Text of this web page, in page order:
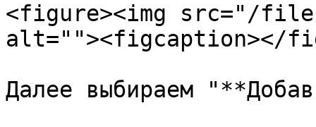
<figure><img src="/files/
alt=""><figcaption></
Далее выбираем